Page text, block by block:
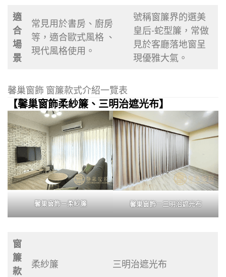
適
合
場
景
常見用於書房、廚房
等，適合歐式風格 、
現代風格使用。
號稱窗簾界的選美
皇后-蛇型簾，常做
見於客廳落地窗呈
現優雅大氣。
馨巢窗飾 窗簾款式介紹一覽表
【馨巢窗飾柔紗簾、三明治遮光布】
馨巢窗飾－柔紗簾 馨巢窗飾－三明治遮光布
窗
簾
款
柔紗簾 三明治遮光布